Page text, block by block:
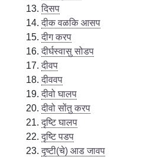
दिसप
दीक वळकि आसप
दीग करप
दीर्घस्वासु सोडप
दीवप
दीववप
दीवो घालप
दीवो सोंतु करप
दृष्टि घालप
दृष्टि पडप
दृष्टी(चे) आड जावप